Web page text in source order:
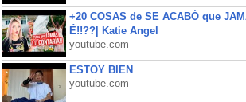
+20 COSAS de SE ACABÓ que
É!!??| Katie Angel
youtube.com
ESTOY BIEN
youtube.com